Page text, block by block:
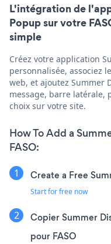
L'intégration de
Popup sur votre
simple
Créez votre application
personnalisée, associez
web, et ajoutez Summer
message, barre latérale,
choix sur votre site.
How To Add a
FASO:
Create a Free
Start for free now
Copier Summer
pour FASO